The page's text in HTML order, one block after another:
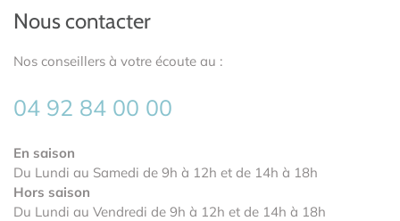
Nous contacter
Nos conseillers à votre écoute au :
04 92 84 00 00
En saison
Du Lundi au Samedi de 9h à 12h et de 14h à 18h
Hors saison
Du Lundi au Vendredi de 9h à 12h et de 14h à 18h